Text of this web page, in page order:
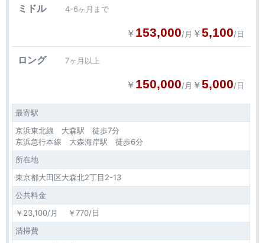
ミドル 4-6ヶ月まで
￥ 153,000/月 ￥5,100/日
ロング 7ヶ月以上
￥ 150,000/月 ￥5,000/日
最寄駅
京浜東北線 大森駅 徒歩7分
京浜急行本線 大森海岸駅 徒歩6分
所在地
東京都大田区大森北2丁目2-13
公共料金
￥23,100/月 ￥770/日
清掃費